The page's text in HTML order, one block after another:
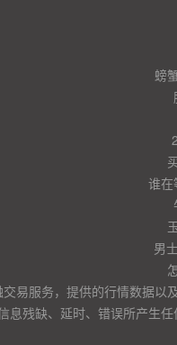
螃
谁在
男
易服务，提供的行情数据以
息残缺、延时、错误所产生